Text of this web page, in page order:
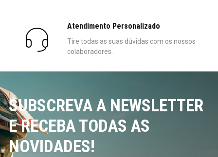
Atendimento Personalizado
Tire todas as suas dúvidas com os nossos
colaboradores.
SUBSCREVA A NEWSLETTER
E RECEBA TODAS AS
NOVIDADES!